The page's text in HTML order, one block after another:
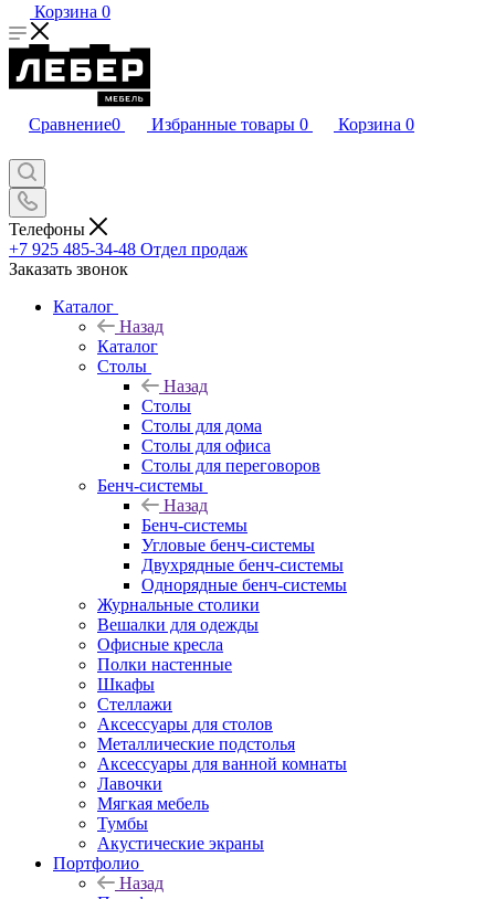
Корзина 0
Сравнение0 Избранные товары 0 Корзина 0
Телефоны
+7 925 485-34-48 Отдел продаж
Заказать звонок
Каталог
Назад
Каталог
Столы
Назад
Столы
Столы для дома
Столы для офиса
Столы для переговоров
Бенч-системы
Назад
Бенч-системы
Угловые бенч-системы
Двухрядные бенч-системы
Однорядные бенч-системы
Журнальные столики
Вешалки для одежды
Офисные кресла
Полки настенные
Шкафы
Стеллажи
Аксессуары для столов
Металлические подстолья
Аксессуары для ванной комнаты
Лавочки
Мягкая мебель
Тумбы
Акустические экраны
Портфолио
Назад